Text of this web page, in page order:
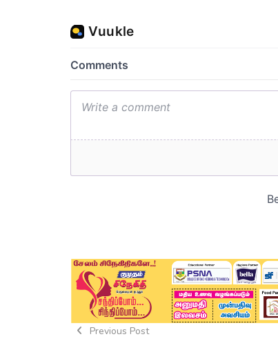
Previous Post